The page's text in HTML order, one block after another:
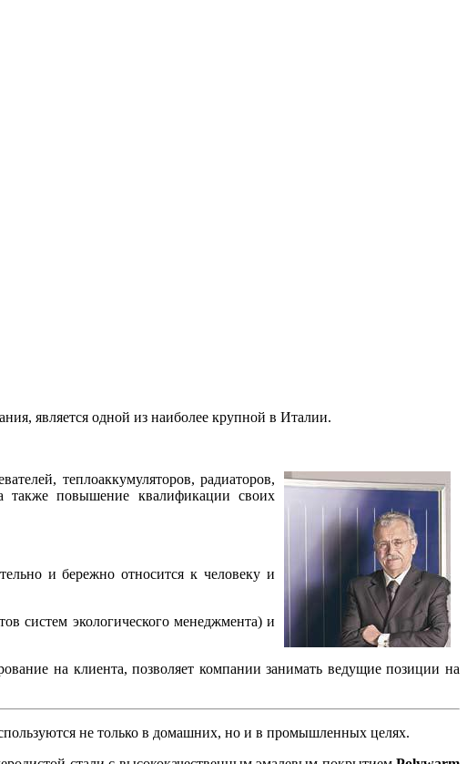
является одной из наиболее крупной в Италии.
теплоаккумуляторов, радиаторов,
также повышение квалификации своих
и бережно относится к человеку и
экологического менеджмента) и
на клиента, позволяет компании занимать ведущие позиции на
не только в домашних, но и в промышленных целях.